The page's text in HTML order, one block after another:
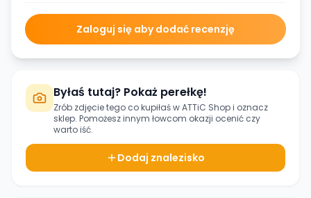
Zaloguj się aby dodać recenzję
Byłaś tutaj? Pokaż perełkę!
Zrób zdjęcie tego co kupiłaś wATTiC Shopi oznacz
sklep. Pomożesz innym łowcom okazji ocenić czy
warto iść.
Dodaj znalezisko